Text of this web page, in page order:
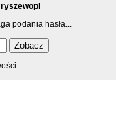
ryszewopl
podania hasła...